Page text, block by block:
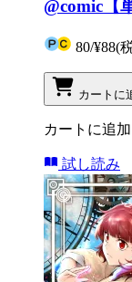
@comic【
80/¥88(
カートに
カートに追
試し読み